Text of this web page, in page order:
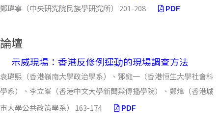
鄭瑋寧（中央研究院民族學研究所） 201-208 PDF
論壇
示威現場：香港反修例運動的現場調查方法
袁瑋熙（香港嶺南大學政治學系）、鄧鍵一（香港恒生大學社會科
學系）、李立峯（香港中文大學新聞與傳播學院）、鄭煒（香港城
市大學公共政策學系） 163-174
PDF